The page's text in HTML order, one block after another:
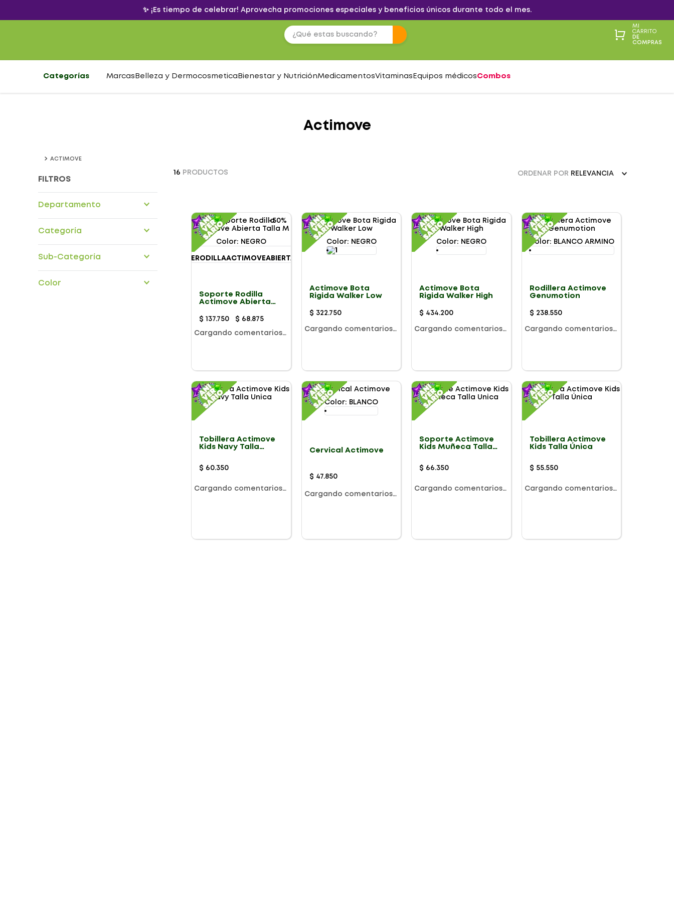
✨ ¡Es tiempo de celebrar! Aprovecha promociones especiales y beneficios únicos durante todo el mes.
MI
CARRITO
DE
COMPRAS
Categorías Marcas Belleza y Dermocosmetica Bienestar y NutriciónMedicamentosVitaminas Equipos médicosCombos
Actimove
ACTIMOVE
FILTROS
Departamento
Categoría
Sub-Categoría
extremidades-inferiores
Color
16 PRODUCTOS ORDENAR POR RELEVANCIA
-50%
Color: NEGRO
Soporte Rodilla
Actimove Abierta
$ 137.750 $ 68.875
Cargando comentarios…
Color: NEGRO
Actimove Bota
Rigida Walker Low
$ 322.750
Cargando comentarios…
Color: NEGRO
Actimove Bota
Rigida Walker High
$ 434.200
Cargando comentarios…
Color: BLANCO ARMINO
Rodillera Actimove
Genumotion
$ 238.550
Cargando comentarios…
Tobillera Actimove
Kids Navy Talla
$ 60.350
Cargando comentarios…
Color: BLANCO
Cervical Actimove
$ 47.850
Cargando comentarios…
Soporte Actimove
Kids Muñeca Talla
$ 66.350
Cargando comentarios…
Tobillera Actimove
Kids Talla Única
$ 55.550
Cargando comentarios…